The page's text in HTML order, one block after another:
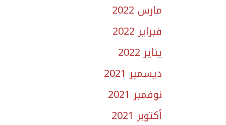
مارس 2022
فبراير 2022
يناير 2022
ديسمبر 2021
نوفمبر 2021
أكتوبر 2021